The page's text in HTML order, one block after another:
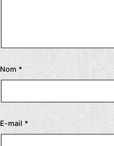
Nom *
E-mail *